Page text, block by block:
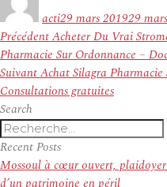
actile
29 mars 201929
Navigation
de
l’article
PrécédentArticle
précédent :
Acheter Du Vrai
Pharmacie Sur Ordonnance –
SuivantArticle
suivant :
Achat Silagra
Consultations gratuites
Search
Recherche
pour
:
Recent Posts
Mossoul à cœur ouvert,
d’un patrimoine en péril